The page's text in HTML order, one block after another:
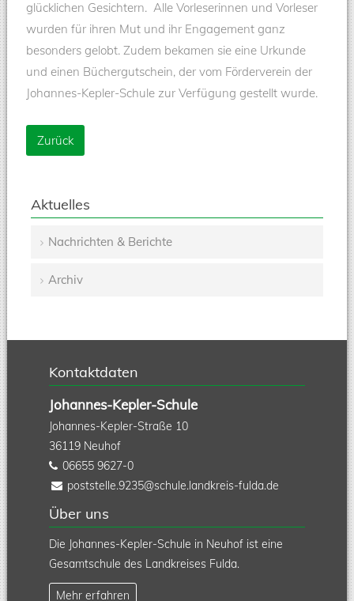
glücklichen Gesichtern. Alle Vorleserinnen und Vorleser
wurden für ihren Mut und ihr Engagement ganz
besonders gelobt. Zudem bekamen sie eine Urkunde
und einen Büchergutschein, der vom Förderverein der
Johannes-Kepler-Schule zur Verfügung gestellt wurde.
Zurück
Aktuelles
überspringen
Nachrichten & Berichte
Archiv
Kontaktdaten
Johannes-Kepler-Schule
Johannes-Kepler-Straße 10
36119 Neuhof
06655 9627-0
poststelle.9235@schule.landkreis-fulda.de
Über uns
Die Johannes-Kepler-Schule in Neuhof ist eine
Gesamtschule des Landkreises Fulda.
Mehr erfahren